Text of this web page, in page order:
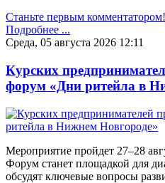
Станьте первым комментатором!
Подробнее ...
Среда, 05 августа 2026 12:11
Курских
форум «Дни ритейла в
Мероприятие пройдет 27–28
Форум станет площадкой для
обсудят ключевые вопросы